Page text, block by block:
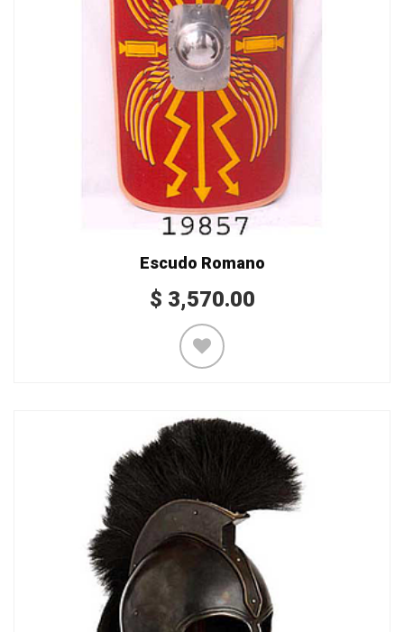
Escudo Romano
$ 3,570.00